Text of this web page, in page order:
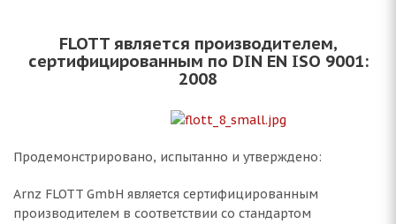
FLOTT является производителем,
сертифицированным по DIN EN ISO 9001:
2008
Продемонстрировано, испытанно и утверждено:
Arnz FLOTT GmbH является сертифицированным
производителем в соответствии со стандартом